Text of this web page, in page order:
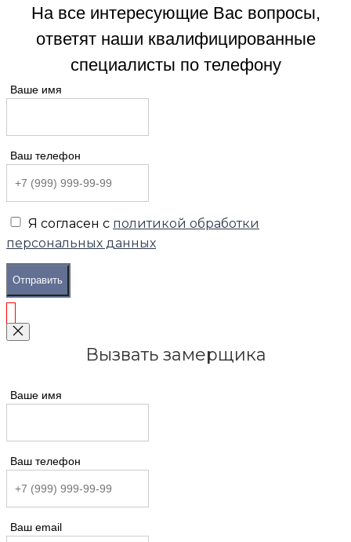
На все интересующие Вас вопросы,
ответят наши квалифицированные
специалисты по телефону
Ваше имя
Ваш телефон
Я согласен с политикой обработки
персональных данных
Отправить
Вызвать замерщика
Ваше имя
Ваш телефон
Ваш email